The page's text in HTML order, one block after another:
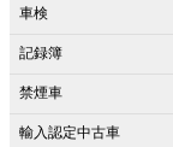
車検
記録簿
禁煙車
輸入認定中古車